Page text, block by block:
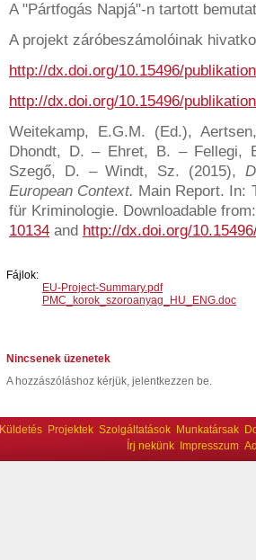
A "Pártfogás Napjá"-n tartott
A projekt záróbeszámolóinak
http://dx.doi.org/10.15496/
http://dx.doi.org/10.15496/
Weitekamp, E.G.M. (Ed.),
Dhondt, D. – Ehret, B. – Fellegi,
Szegő, D. – Windt, Sz. (2015),
European Context. Main Report. In:
für Kriminologie. Downloadable
10134 and http://dx.doi.org/
Fájlok:
EU-Project-Summary.pdf
PMC_korok_szoroanyag_HU_ENG.doc
Nincsenek üzenetek
A hozzászóláshoz kérjük, jelentkezzen be.
Küldetés Projektek Szolgáltatások Munkatársak
Írj nekünk
Impresszum